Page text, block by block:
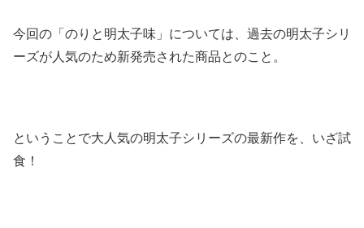
今回の「のりと明太子味」については、過去の明太子シリ
ーズが人気のため新発売された商品とのこと。
ということで大人気の明太子シリーズの最新作を、いざ試
食！